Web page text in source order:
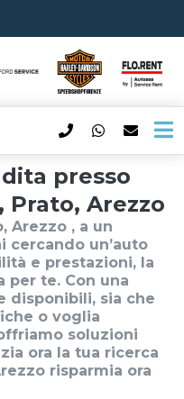
presso
Prato, Arezzo
Arezzo , a un
cercando un’auto
e prestazioni, la
per te. Con una
disponibili, sia che
o voglia
soluzioni
ora la tua ricerca
risparmia ora